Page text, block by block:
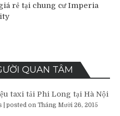
rẻ tại chung cư Imperia
QUAN TÂM
taxi tải Phi Long tại Hà Nội
posted on Tháng Mười 26, 2015